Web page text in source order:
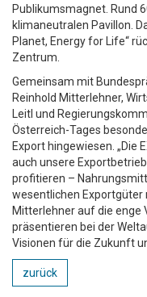
Publikumsmagnet. Rund
klimaneutralen Pavillon.
Planet, Energy for Life“
Zentrum.
Gemeinsam mit
Reinhold Mitterlehner,
Leitl und
Österreich-Tages
Export hingewiesen. „Die
auch unsere
profitieren –
wesentlichen Exportgüter
Mitterlehner auf die enge
präsentieren bei der
Visionen für die Zukunft
zurück